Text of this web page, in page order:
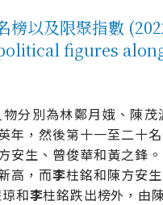
榜以及限聚指數
figures
分別為林鄭月娥、陳茂
年，然後第十一至二十
安生、曾俊華和黃之鋒
高，而李柱銘和陳方安
和李柱銘跌出榜外，由